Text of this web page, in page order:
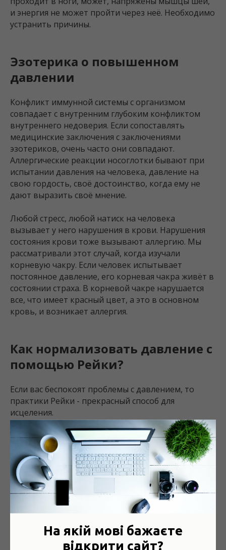
и энергия не может пройти через неё. Необходимо
устранить причины.
Эзотерика о повышенном
давлении
Конфликт иммунной системы с организмом
совпадает с внутренним глубоким конфликтом
внутреннего недоверия. Если сопоставлять
медицинские заключения с заключениями
эзотериков, очень часто они совпадают.
Аллергические реакции носоглотки бывают при
испытании давления на человека, давление на
свою гордость, своё достоинство, когда ему не
дают выразить своё мнение.
Любой стресс, любой натиск на человека
вызывает у него нарушения в крови. Нарушения
состояния крови тоже вызывают аллергию. Мы
рассматривали этот случай, когда изучали
корневую чакру. Если человек испытывает
постоянное давление, его корневая чакра живёт в
состоянии страха. В корневой чакре нарушается
все, что имеет красный цвет, а это в основном
кровь, и возникает аллергия.
Как нормализовать давление с
помощью Рейки?
Если вас беспокоят проблемы с давлением, то
практики Рейки - прекрасный способ для
исцеления.
После проведения практики вы можете
поделиться вашим результатом и получить
обратную связь относительно техники и
дальнейшего пути гармонизации вашей
энергетики, и, как следствие, вашего физического
состояния.
Мастера и практикующие Индийской школы
Рейки всегда готовы прийти к вам на помощь.
Энергетическая диагностика, сеансы Рейки,
На якій мові бажаєте
відкрити сайт?